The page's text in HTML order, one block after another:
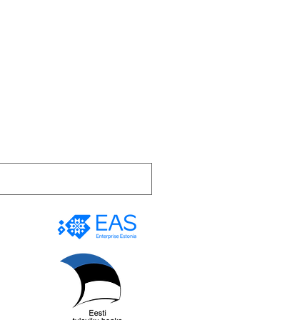
oma klientidele Eesti piires
avamata ja
parandamist või selle
juhul kui ei ole
või asendada, kui kauba
ebaõnnestub;
vigane toode 5 tööpäeva